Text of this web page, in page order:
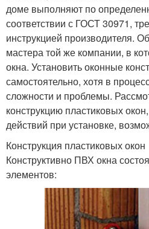
доме выполняют по
соответствии с ГОСТ 30971,
инструкцией производителя.
мастера той же компании, в
окна. Установить оконные
самостоятельно, хотя в
сложности и проблемы.
конструкцию пластиковых
действий при установке,
Конструкция пластиковых окон
Конструктивно ПВХ окна
элементов: